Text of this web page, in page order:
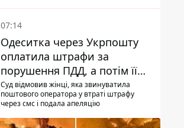
07:14
Одеситка через Укрпошту
оплатила штрафи за
порушення ПДД, а потім її
рахунки заблокували - в
чому причина і що вирішив
Суд відмовив жінці, яка звинуватила
поштового оператора у втраті штрафу
через смс і подала апеляцію